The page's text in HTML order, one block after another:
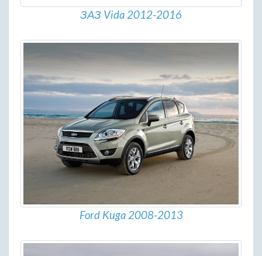
ЗАЗ Vida 2012-2016
Ford Kuga 2008-2013